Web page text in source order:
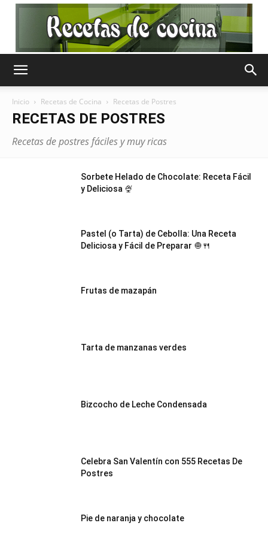
Gratis
|
Receta
Cocina
Online
Inicio Recetas de Cocina Recetas de Postres
RECETAS DE POSTRES
Recetas de postres fáciles y muy ricas
Sorbete Helado de Chocolate: Receta Fácil
y Deliciosa 🍨
Pastel (o Tarta) de Cebolla: Una Receta
Deliciosa y Fácil de Preparar 🧅🍴
Frutas de mazapán
Tarta de manzanas verdes
Bizcocho de Leche Condensada
Celebra San Valentín con 555 Recetas De
Postres
Pie de naranja y chocolate